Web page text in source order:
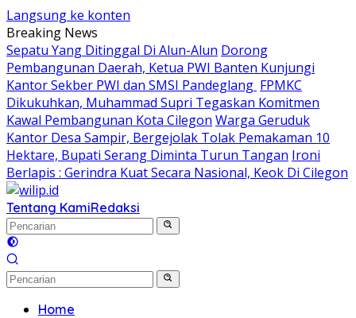
Langsung ke konten
Breaking News
Sepatu Yang Ditinggal Di Alun-Alun Dorong
Pembangunan Daerah, Ketua PWI Banten Kunjungi
Kantor Sekber PWI dan SMSI Pandeglang FPMKC
Dikukuhkan, Muhammad Supri Tegaskan Komitmen
Kawal Pembangunan Kota Cilegon Warga Geruduk
Kantor Desa Sampir, Bergejolak Tolak Pemakaman 10
Hektare, Bupati Serang Diminta Turun Tangan Ironi
Berlapis : Gerindra Kuat Secara Nasional, Keok Di Cilegon
Tentang KamiRedaksi
Home